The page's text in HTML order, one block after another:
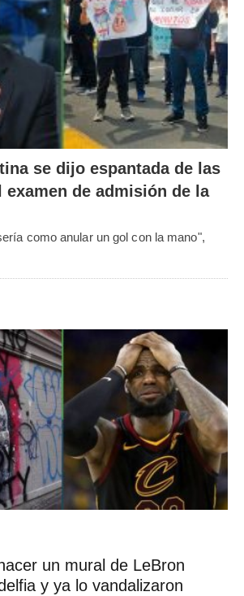
se dijo espantada de las
examen de admisión de la
como anular un gol con la mano",
un mural de LeBron
y ya lo vandalizaron